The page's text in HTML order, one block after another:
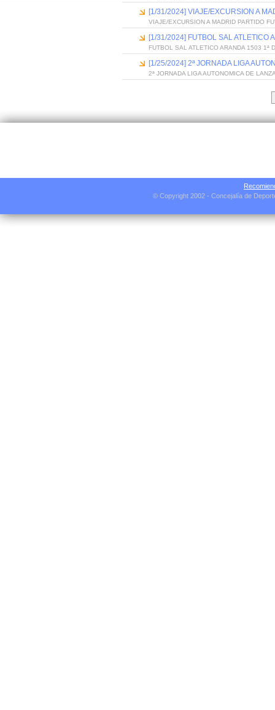
[1/31/2024] VIAJE/EXCURSION A
VIAJE/EXCURSION A MADRID PARTIDO
[1/31/2024] FUTBOL SAL ATLETICO
FUTBOL SAL ATLETICO ARANDA 1503 1ª
[1/25/2024] 2ª JORNADA LIGA
2ª JORNADA LIGA AUTONOMICA DE
© Copyright 2002 - Concejalía de